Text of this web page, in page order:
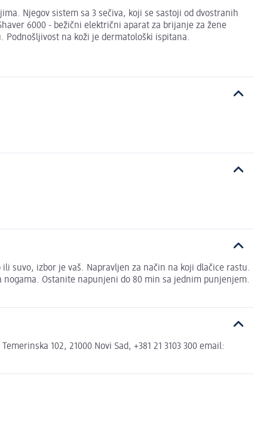
Njegov sistem sa 3 sečiva, koji se sastoji od dvostranih
6000 - bežični električni aparat za brijanje za žene
na koži je dermatološki ispitana.
suvo, izbor je vaš. Napravljen za način na koji dlačice rastu.
nogama. Ostanite napunjeni do 80 min sa jednim punjenjem.
102, 21000 Novi Sad, +381 21 3103 300 email: